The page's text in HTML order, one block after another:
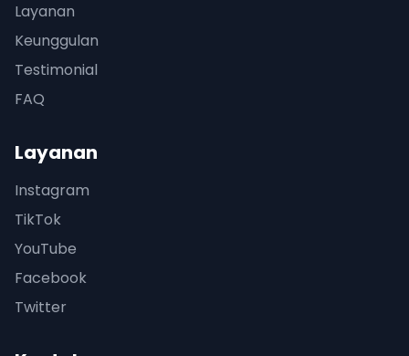
Layanan
Keunggulan
Testimonial
FAQ
Layanan
Instagram
TikTok
YouTube
Facebook
Twitter